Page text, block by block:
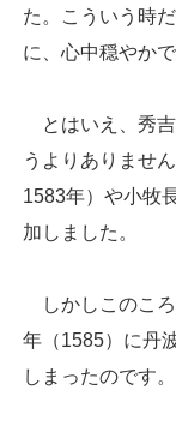
た。こういう時
に、心中穏やか
とはいえ、秀吉
うよりありませ
1583年）や小牧
加しました。
しかしこのころ
年（1585）に丹
しまったのです。